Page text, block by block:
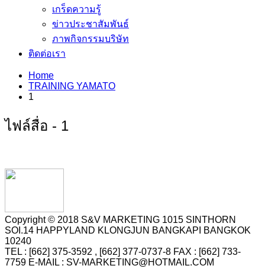
เกร็ดความรู้
ข่าวประชาสัมพันธ์
ภาพกิจกรรมบริษัท
ติดต่อเรา
Home
TRAINING YAMATO
1
ไฟล์สื่อ - 1
Copyright © 2018 S&V MARKETING 1015 SINTHORN
SOI.14 HAPPYLAND KLONGJUN BANGKAPI BANGKOK
10240
TEL : [662] 375-3592 , [662] 377-0737-8 FAX : [662] 733-
7759 E-MAIL : SV-MARKETING@HOTMAIL.COM